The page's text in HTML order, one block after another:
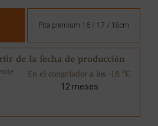
Pita premium 16 / 17 / 18cm
de la fecha de producción
En el congelador a los -18 oC
12 meses
o